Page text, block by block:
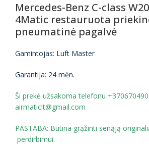
Mercedes-Benz C-class
4Matic restauruota
pneumatinė pagalvė
Gamintojas: Luft Master
Garantija: 24 mėn.
Ši prekė užsakoma telefonu
airmaticlt@gmail.com
PASTABA: Būtina grąžinti senąją
perdirbimui.